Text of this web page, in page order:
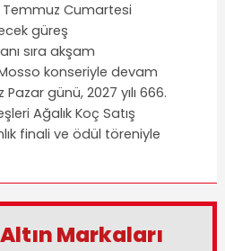
Cumartesi
güreş
sıra akşam
konseriyle devam
günü, 2027 yılı 666.
Ağalık Koç Satış
finali ve ödül töreniyle
Altın Markaları